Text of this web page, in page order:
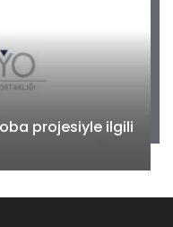
projesiyle ilgili